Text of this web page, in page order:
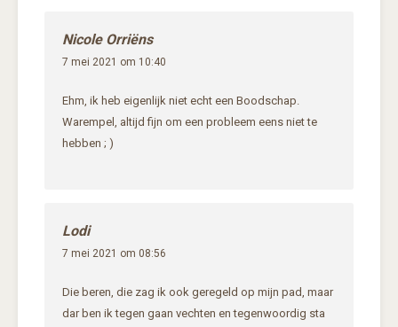
Nicole Orriëns
7 mei 2021 om 10:40
Ehm, ik heb eigenlijk niet echt een Boodschap.
Warempel, altijd fijn om een probleem eens niet te
hebben ; )
Lodi
7 mei 2021 om 08:56
Die beren, die zag ik ook geregeld op mijn pad, maar
dar ben ik tegen gaan vechten en tegenwoordig sta